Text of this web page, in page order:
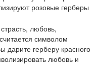
розовые герберы
любовь,
символом
дарите герберу красного
любовь и